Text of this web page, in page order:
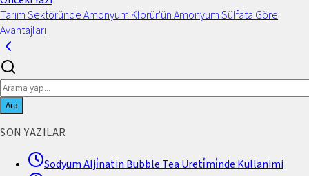
Tarım Sektöründe Amonyum Klorür'ün Amonyum Sülfata Göre
Avantajları
Ara
SON YAZILAR
Sodyum Alji̇natin Bubble Tea Üreti̇mi̇nde Kullanimi